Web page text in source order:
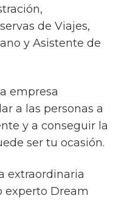
de Viajes,
y Asistente de
empresa
a las personas a
y a conseguir la
ser tu ocasión.
extraordinaria
experto Dream